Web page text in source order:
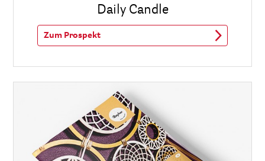
Daily Candle
Zum Prospekt